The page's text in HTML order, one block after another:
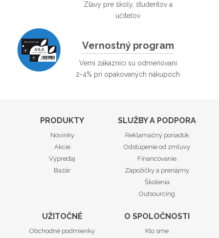
Zľavy pre školy, študentov a
učiteľov
Vernostný program
Verní zákazníci sú odmeňovaní
2-4% pri opakovaných nákupoch
PRODUKTY
Novinky
Akcie
Výpredaj
Bazár
SLUŽBY A PODPORA
Reklamačný poriadok
Odstúpenie od zmluvy
Financovanie
Zápožičky a prenájmy
Školenia
Outsourcing
UŽITOČNÉ
Obchodné podmienky
O SPOLOČNOSTI
Kto sme